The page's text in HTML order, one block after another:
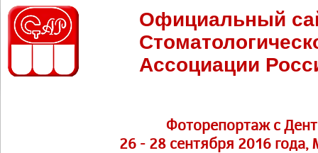
Официальный
Ассоциации
Фоторепортаж с
26 - 28 сентября 2016 года,